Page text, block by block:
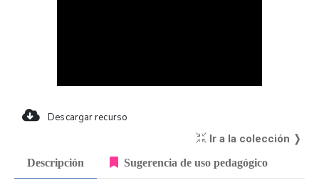
Descargar recurso
Ir a la colección ❭
Descripción Sugerencia de uso pedagógico